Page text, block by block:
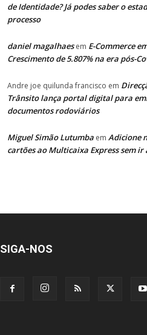
de Identidade? Já podes saber o
processo
daniel magalhaesem E-Commerce
Crescimento de 5.807% na era pós-
Andre joe quilunda francisco em
Trânsito lança portal digital para
documentos rodoviários
Miguel Simão Lutumba em Adicione
cartões ao Multicaixa Express sem ir
SIGA-NOS